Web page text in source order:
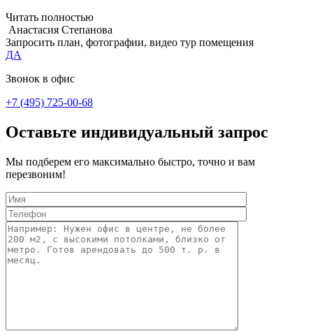
Читать полностью
Анастасия Степанова
Запросить план, фотографии, видео тур помещения
ДА
Звонок в офис
+7 (495) 725-00-68
Оставьте индивидуальный запрос
Мы подберем его максимально быстро, точно и вам
перезвоним!